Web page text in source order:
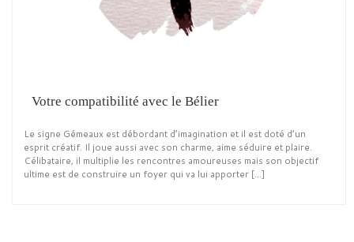
Votre compatibilité avec le Bélier
Le signe Gémeaux est débordant d’imagination et il est doté d’un
esprit créatif. Il joue aussi avec son charme, aime séduire et plaire.
Célibataire, il multiplie les rencontres amoureuses mais son objectif
ultime est de construire un foyer qui va lui apporter […]